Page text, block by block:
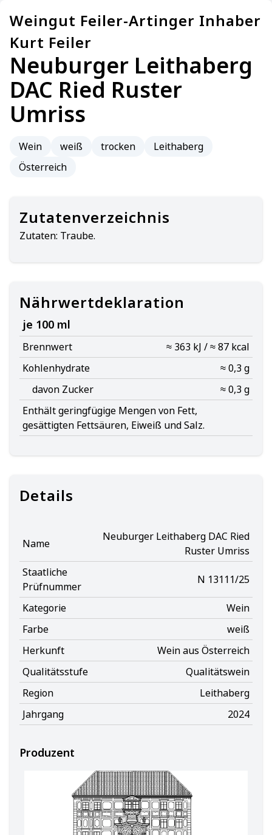
Weingut Feiler-Artinger Inhaber
Kurt Feiler
Neuburger Leithaberg
DAC Ried Ruster
Umriss
Wein weiß trocken
Leithaberg
Österreich
Zutatenverzeichnis
Zutaten: Traube.
Nährwertdeklaration
je 100 ml
Brennwert
≈ 363 kJ / ≈ 87 kcal
Kohlenhydrate
≈ 0,3 g
davon Zucker
≈ 0,3 g
Enthält geringfügige Mengen von Fett,
gesättigten Fettsäuren, Eiweiß und Salz.
Details
Name
Neuburger Leithaberg DAC Ried
Ruster Umriss
Staatliche
Prüfnummer
N 13111/25
Kategorie
Wein
Farbe
weiß
Herkunft
Wein aus Österreich
Qualitätsstufe
Qualitätswein
Region
Leithaberg
Jahrgang
2024
Produzent